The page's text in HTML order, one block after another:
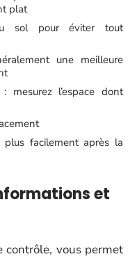
plat
sol pour éviter tout
une meilleure
mesurez l’espace dont
facilement après la
et
contrôle, vous permet